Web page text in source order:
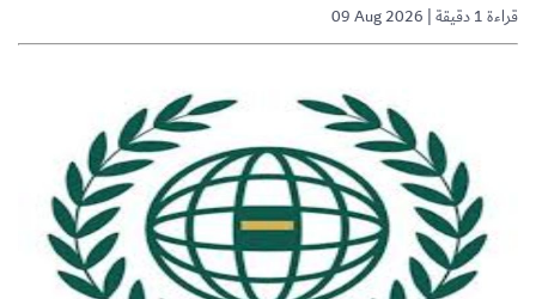
09 Aug 2026 | قراءة 1 دقيقة